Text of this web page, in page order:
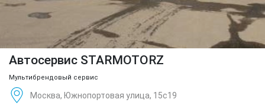
Автосервис STARMOTORZ
Мультибрендовый сервис
Москва, Южнопортовая улица, 15с19